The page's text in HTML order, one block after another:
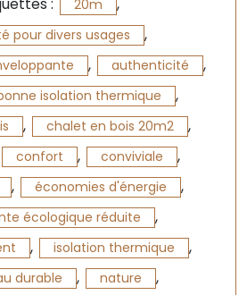
: 20m ,
pour divers usages ,
, authenticité ,
isolation thermique ,
, chalet en bois 20m2 ,
confort , conviviale ,
, économies d'énergie ,
écologique réduite ,
, isolation thermique ,
durable , nature ,